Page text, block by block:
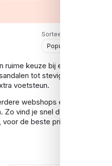
Sorteer:
keuze bij elkaar: van
tot stevige modellen
voetsteun.
webshops en welke
vind je snel de Ara
de beste prijs.